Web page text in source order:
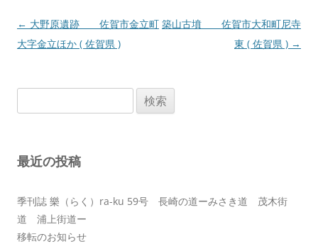
投
稿
ョ
← 大野原遺跡 佐賀市金立町
大字金立ほか ( 佐賀県 )
築山古墳 佐賀市大和町尼寺
東 ( 佐賀県 ) →
索:
最近の投稿
季刊誌 樂（らく）ra-ku 59号 長崎の道ーみさき道 茂木街
道 浦上街道ー
移転のお知らせ